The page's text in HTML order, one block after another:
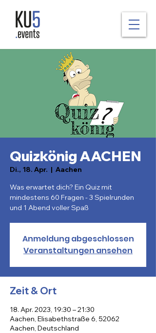
Quizkönig AACHEN
Di., 18. Apr.
  |
Aachen
Was erwartet dich? Ein Quiz mit
mindestens 60 Fragen - 3 Spielrunden
und 1 Abend voller Spaß
Anmeldung abgeschlossen
Veranstaltungen ansehen
Zeit & Ort
18. Apr. 2023, 19:30 – 21:30
Aachen, Elisabethstraße 6, 52062
Aachen, Deutschland